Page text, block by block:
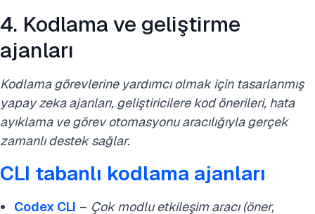
4. Kodlama ve geliştirme
ajanları
Kodlama görevlerine yardımcı olmak için tasarlanmış
yapay zeka ajanları, geliştiricilere kod önerileri, hata
ayıklama ve görev otomasyonu aracılığıyla gerçek
zamanlı destek sağlar.
CLI tabanlı kodlama ajanları
Codex CLI – Çok modlu etkileşim aracı (öner,